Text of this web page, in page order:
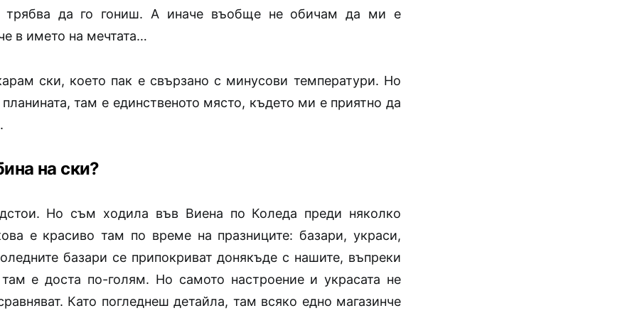
трябва да го гониш. А иначе въобще не обичам да ми е
в името на мечтата…
ски, което пак е свързано с минусови температури. Но
там е единственото място, където ми е приятно да
на ски?
Но съм ходила във Виена по Коледа преди няколко
е красиво там по време на празниците: базари, украси,
базари се припокриват донякъде с нашите, въпреки
е доста по-голям. Но самото настроение и украсата не
Като погледнеш детайла, там всяко едно магазинче